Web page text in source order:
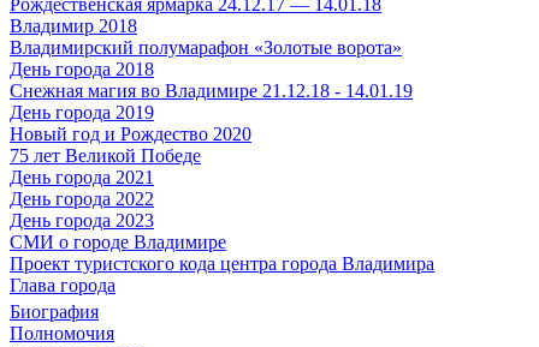
Рождественская ярмарка 24.12.17 — 14.01.18
Владимир 2018
Владимирский полумарафон «Золотые ворота»
День города 2018
Снежная магия во Владимире 21.12.18 - 14.01.19
День города 2019
Новый год и Рождество 2020
75 лет Великой Победе
День города 2021
День города 2022
День города 2023
СМИ о городе Владимире
Проект туристского кода центра города Владимира
Глава города
Биография
Полномочия